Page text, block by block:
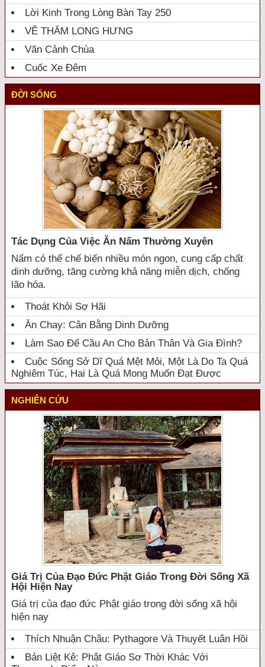
Lời Kinh Trong Lòng Bàn Tay 250
VỀ THĂM LONG HƯNG
Vãn Cảnh Chùa
Cuốc Xe Đêm
ĐỜI SỐNG
Tác Dụng Của Việc Ăn Nấm Thường Xuyên
Nấm có thể chế biến nhiều món ngon, cung cấp chất
dinh dưỡng, tăng cường khả năng miễn dịch, chống
lão hóa.
Thoát Khỏi Sợ Hãi
Ăn Chay: Cân Bằng Dinh Dưỡng
Làm Sao Để Cầu An Cho Bản Thân Và Gia Đình?
Cuộc Sống Sở Dĩ Quá Mệt Mỏi, Một Là Do Ta Quá
Nghiêm Túc, Hai Là Quá Mong Muốn Đạt Được
NGHIÊN CỨU
Giá Trị Của Đạo Đức Phật Giáo Trong Đời Sống Xã
Hội Hiện Nay
Giá trị của đạo đức Phật giáo trong đời sống xã hội
hiện nay
Thích Nhuận Châu: Pythagore Và Thuyết Luân Hồi
Bản Liệt Kê: Phật Giáo Sơ Thời Khác Với